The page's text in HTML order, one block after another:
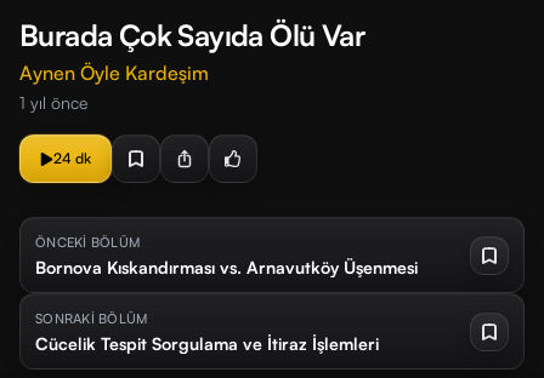
Burada Çok Sayıda Ölü Var
Aynen Öyle Kardeşim
1 yıl önce
24 dk
ÖNCEKİ BÖLÜM
Bornova Kıskandırması vs. Arnavutköy Üşenmesi
SONRAKİ BÖLÜM
Cücelik Tespit Sorgulama ve İtiraz İşlemleri